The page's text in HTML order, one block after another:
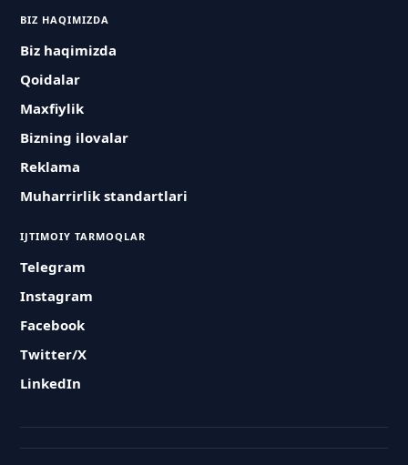
BIZ HAQIMIZDA
Biz haqimizda
Qoidalar
Maxfiylik
Bizning ilovalar
Reklama
Muharrirlik standartlari
IJTIMOIY TARMOQLAR
Telegram
Instagram
Facebook
Twitter/X
LinkedIn